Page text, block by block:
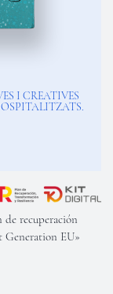
I CREATIVES
recuperación
Generation EU»